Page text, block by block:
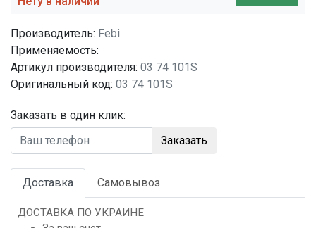
Производитель: Febi
Применяемость:
Артикул производителя: 03 74 101S
Оригинальный код: 03 74 101S
Заказать в один клик:
Заказать
Доставка Самовывоз
ДОСТАВКА ПО УКРАИНЕ